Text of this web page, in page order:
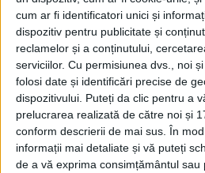
cum ar fi identificatori unici și
dispozitiv pentru publicitate și
reclamelor și a conținutului,
serviciilor. Cu permisiunea dvs., noi
folosi date și identificări precise de
dispozitivului. Puteți da clic pentru a
prelucrarea realizată de către noi și
conform descrierii de mai sus. În
informații mai detaliate și vă puteți
de a vă exprima consimțământul sau
modernă: Strousberg
ETICHETE:
PUBLICAT IN CATEGORIILE:
MARTIE 2026
DISTRIBUIE ȘTIREA: FACEBOOK|
DACĂ VA PLAC MATERIALELE
ȘI PE PAGINA NOASTRĂ DE FACEBOOK